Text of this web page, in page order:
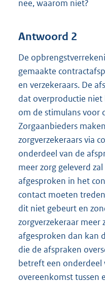
nee, waarom niet?
Antwoord 2
De
gemaakte
en verzekeraars. De
dat overproductie
om de stimulans voor
Zorgaanbieders
zorgverzekeraars via
onderdeel van de
meer zorg geleverd
afgesproken in het
contact moeten
dit niet gebeurt en
zorgverzekeraar meer
afgesproken dan kan
die de afspraken
betreft een onderdeel
overeenkomst tussen